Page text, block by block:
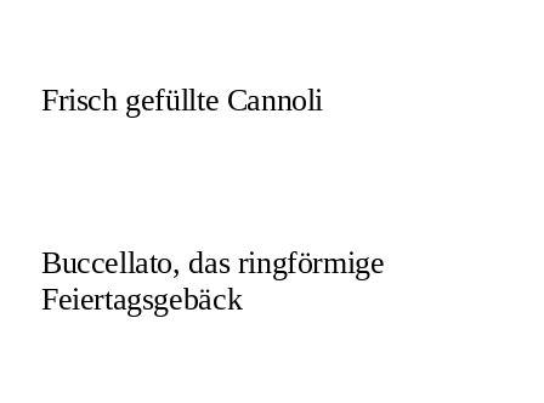
Frisch gefüllte Cannoli
Buccellato, das ringförmige
Feiertagsgebäck